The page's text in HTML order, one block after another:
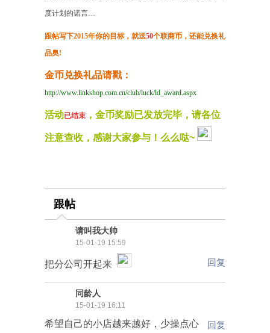
度计划的诺言…
跟帖写下2015年你的目标，就送50个联商币，还能兑换礼
品奥!
金币兑换礼品请戳：
http://www.linkshop.com.cn/club/luck/ld_award.aspx
活动已结束 ，金币奖励已发放完毕，请各位
注意查收，感谢大家参与！么么哒~
跟帖
请叫我大帅
15-01-19 15:59
把分公司开起来 回复
同龄人
15-01-19 16:11
希望自己的小店越来越好，少操点心 回复